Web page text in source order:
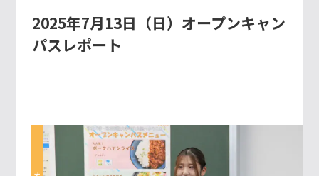
2025年7月13日（日）オープンキャン
パスレポート